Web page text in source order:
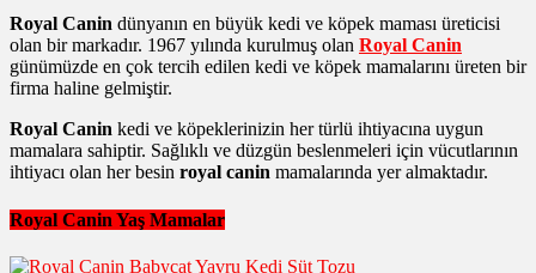
Royal Canin dünyanın en büyük kedi ve köpek maması üreticisi
olan bir markadır. 1967 yılında kurulmuş olan Royal Canin
günümüzde en çok tercih edilen kedi ve köpek mamalarını üreten bir
firma haline gelmiştir.
Royal Canin kedi ve köpeklerinizin her türlü ihtiyacına uygun
mamalara sahiptir. Sağlıklı ve düzgün beslenmeleri için vücutlarının
ihtiyacı olan her besin royal canin mamalarında yer almaktadır.
Royal Canin Yaş Mamalar